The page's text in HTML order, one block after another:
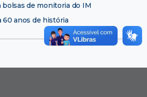
bolsas de monitoria do IM
60 anos de história